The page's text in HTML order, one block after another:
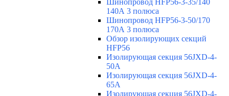
140А 3 полюса
Шинопровод HFP56-3-50/170
170А 3 полюса
Обзор изолирующих секций
HFP56
Изолирующая секция 56JXD-4-
50A
Изолирующая секция 56JXD-4-
65A
Изолирующая секция 56JXD-4-